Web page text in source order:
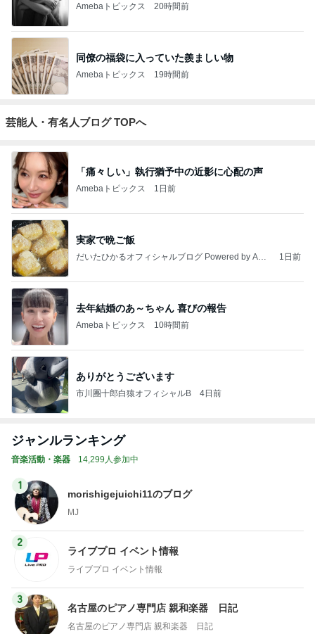
Amebaトピックス 20時間前
同僚の福袋に入っていた羨ましい物
Amebaトピックス 19時間前
芸能人・有名人ブログ TOPへ
「痛々しい」執行猶予中の近影に心配の声
Amebaトピックス 1日前
実家で晩ご飯
だいたひかるオフィシャルブログ Powered by Ame
1日前
去年結婚のあ～ちゃん 喜びの報告
Amebaトピックス 10時間前
ありがとうございます
市川團十郎白猿オフィシャルB 4日前
ジャンルランキング
音楽活動・楽器 14,299人参加中
1
morishigejuichi11のブログ
MJ
2
ライブプロ イベント情報
ライブプロ イベント情報
3
名古屋のピアノ専門店 親和楽器 日記
名古屋のピアノ専門店 親和楽器 日記